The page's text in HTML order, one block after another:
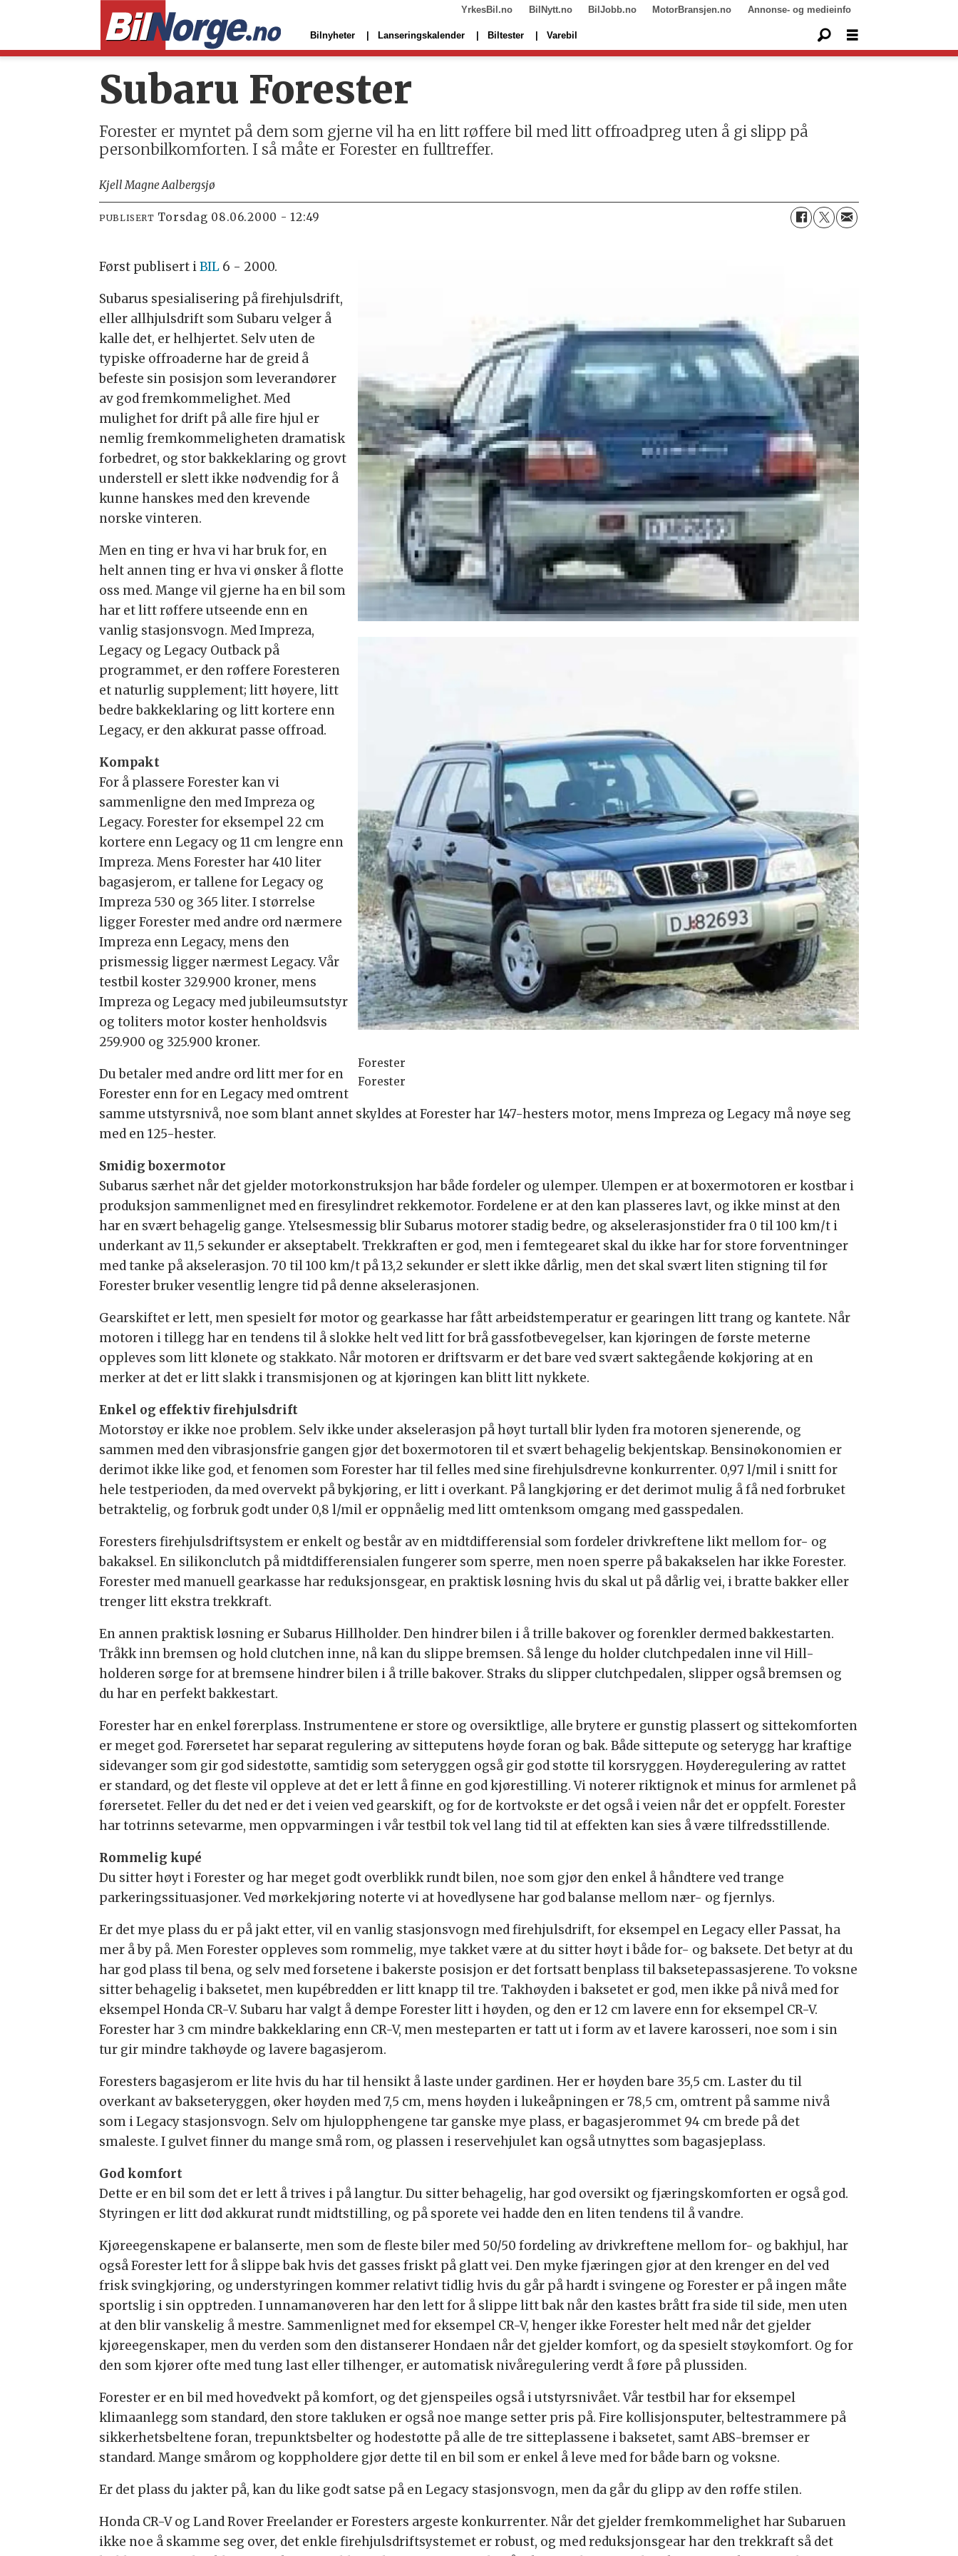
YrkesBil.no BilNytt.no BilJobb.no MotorBransjen.no Annonse- og medieinfo
Bilnyheter Lanseringskalender Biltester Varebil
Subaru Forester
Forester er myntet på dem som gjerne vil ha en litt røffere bil med litt offroadpreg uten å gi slipp på
personbilkomforten. I så måte er Forester en fulltreffer.
Kjell Magne Aalbergsjø
PUBLISERT torsdag 08.06.2000 - 12:49
Forester
Forester
Først publisert iBIL 6 - 2000.
Subarus spesialisering på firehjulsdrift,
eller allhjulsdrift som Subaru velger å
kalle det, er helhjertet. Selv uten de
typiske offroaderne har de greid å
befeste sin posisjon som leverandører
av god fremkommelighet. Med
mulighet for drift på alle fire hjul er
nemlig fremkommeligheten dramatisk
forbedret, og stor bakkeklaring og grovt
understell er slett ikke nødvendig for å
kunne hanskes med den krevende
norske vinteren.
Men en ting er hva vi har bruk for, en
helt annen ting er hva vi ønsker å flotte
oss med. Mange vil gjerne ha en bil som
har et litt røffere utseende enn en
vanlig stasjonsvogn. Med Impreza,
Legacy og Legacy Outback på
programmet, er den røffere Foresteren
et naturlig supplement; litt høyere, litt
bedre bakkeklaring og litt kortere enn
Legacy, er den akkurat passe offroad.
Kompakt
For å plassere Forester kan vi
sammenligne den med Impreza og
Legacy. Forester for eksempel 22 cm
kortere enn Legacy og 11 cm lengre enn
Impreza. Mens Forester har 410 liter
bagasjerom, er tallene for Legacy og
Impreza 530 og 365 liter. I størrelse
ligger Forester med andre ord nærmere
Impreza enn Legacy, mens den
prismessig ligger nærmest Legacy. Vår
testbil koster 329.900 kroner, mens
Impreza og Legacy med jubileumsutstyr
og toliters motor koster henholdsvis
259.900 og 325.900 kroner.
Du betaler med andre ord litt mer for en
Forester enn for en Legacy med omtrent
samme utstyrsnivå, noe som blant annet skyldes at Forester har 147-hesters motor, mens Impreza og Legacy må nøye seg
med en 125-hester.
Smidig boxermotor
Subarus særhet når det gjelder motorkonstruksjon har både fordeler og ulemper. Ulempen er at boxermotoren er kostbar i
produksjon sammenlignet med en firesylindret rekkemotor. Fordelene er at den kan plasseres lavt, og ikke minst at den
har en svært behagelig gange. Ytelsesmessig blir Subarus motorer stadig bedre, og akselerasjonstider fra 0 til 100 km/t i
underkant av 11,5 sekunder er akseptabelt. Trekkraften er god, men i femtegearet skal du ikke har for store forventninger
med tanke på akselerasjon. 70 til 100 km/t på 13,2 sekunder er slett ikke dårlig, men det skal svært liten stigning til før
Forester bruker vesentlig lengre tid på denne akselerasjonen.
Gearskiftet er lett, men spesielt før motor og gearkasse har fått arbeidstemperatur er gearingen litt trang og kantete. Når
motoren i tillegg har en tendens til å slokke helt ved litt for brå gassfotbevegelser, kan kjøringen de første meterne
oppleves som litt klønete og stakkato. Når motoren er driftsvarm er det bare ved svært saktegående køkjøring at en
merker at det er litt slakk i transmisjonen og at kjøringen kan blitt litt nykkete.
Enkel og effektiv firehjulsdrift
Motorstøy er ikke noe problem. Selv ikke under akselerasjon på høyt turtall blir lyden fra motoren sjenerende, og
sammen med den vibrasjonsfrie gangen gjør det boxermotoren til et svært behagelig bekjentskap. Bensinøkonomien er
derimot ikke like god, et fenomen som Forester har til felles med sine firehjulsdrevne konkurrenter. 0,97 l/mil i snitt for
hele testperioden, da med overvekt på bykjøring, er litt i overkant. På langkjøring er det derimot mulig å få ned forbruket
betraktelig, og forbruk godt under 0,8 l/mil er oppnåelig med litt omtenksom omgang med gasspedalen.
Foresters firehjulsdriftsystem er enkelt og består av en midtdifferensial som fordeler drivkreftene likt mellom for- og
bakaksel. En silikonclutch på midtdifferensialen fungerer som sperre, men noen sperre på bakakselen har ikke Forester.
Forester med manuell gearkasse har reduksjonsgear, en praktisk løsning hvis du skal ut på dårlig vei, i bratte bakker eller
trenger litt ekstra trekkraft.
En annen praktisk løsning er Subarus Hillholder. Den hindrer bilen i å trille bakover og forenkler dermed bakkestarten.
Tråkk inn bremsen og hold clutchen inne, nå kan du slippe bremsen. Så lenge du holder clutchpedalen inne vil Hill-
holderen sørge for at bremsene hindrer bilen i å trille bakover. Straks du slipper clutchpedalen, slipper også bremsen og
du har en perfekt bakkestart.
Forester har en enkel førerplass. Instrumentene er store og oversiktlige, alle brytere er gunstig plassert og sittekomforten
er meget god. Førersetet har separat regulering av sitteputens høyde foran og bak. Både sittepute og seterygg har kraftige
sidevanger som gir god sidestøtte, samtidig som seteryggen også gir god støtte til korsryggen. Høyderegulering av rattet
er standard, og det fleste vil oppleve at det er lett å finne en god kjørestilling. Vi noterer riktignok et minus for armlenet på
førersetet. Feller du det ned er det i veien ved gearskift, og for de kortvokste er det også i veien når det er oppfelt. Forester
har totrinns setevarme, men oppvarmingen i vår testbil tok vel lang tid til at effekten kan sies å være tilfredsstillende.
Rommelig kupé
Du sitter høyt i Forester og har meget godt overblikk rundt bilen, noe som gjør den enkel å håndtere ved trange
parkeringssituasjoner. Ved mørkekjøring noterte vi at hovedlysene har god balanse mellom nær- og fjernlys.
Er det mye plass du er på jakt etter, vil en vanlig stasjonsvogn med firehjulsdrift, for eksempel en Legacy eller Passat, ha
mer å by på. Men Forester oppleves som rommelig, mye takket være at du sitter høyt i både for- og baksete. Det betyr at du
har god plass til bena, og selv med forsetene i bakerste posisjon er det fortsatt benplass til baksetepassasjerene. To voksne
sitter behagelig i baksetet, men kupébredden er litt knapp til tre. Takhøyden i baksetet er god, men ikke på nivå med for
eksempel Honda CR-V. Subaru har valgt å dempe Forester litt i høyden, og den er 12 cm lavere enn for eksempel CR-V.
Forester har 3 cm mindre bakkeklaring enn CR-V, men mesteparten er tatt ut i form av et lavere karosseri, noe som i sin
tur gir mindre takhøyde og lavere bagasjerom.
Foresters bagasjerom er lite hvis du har til hensikt å laste under gardinen. Her er høyden bare 35,5 cm. Laster du til
overkant av bakseteryggen, øker høyden med 7,5 cm, mens høyden i lukeåpningen er 78,5 cm, omtrent på samme nivå
som i Legacy stasjonsvogn. Selv om hjulopphengene tar ganske mye plass, er bagasjerommet 94 cm brede på det
smaleste. I gulvet finner du mange små rom, og plassen i reservehjulet kan også utnyttes som bagasjeplass.
God komfort
Dette er en bil som det er lett å trives i på langtur. Du sitter behagelig, har god oversikt og fjæringskomforten er også god.
Styringen er litt død akkurat rundt midtstilling, og på sporete vei hadde den en liten tendens til å vandre.
Kjøreegenskapene er balanserte, men som de fleste biler med 50/50 fordeling av drivkreftene mellom for- og bakhjul, har
også Forester lett for å slippe bak hvis det gasses friskt på glatt vei. Den myke fjæringen gjør at den krenger en del ved
frisk svingkjøring, og understyringen kommer relativt tidlig hvis du går på hardt i svingene og Forester er på ingen måte
sportslig i sin opptreden. I unnamanøveren har den lett for å slippe litt bak når den kastes brått fra side til side, men uten
at den blir vanskelig å mestre. Sammenlignet med for eksempel CR-V, henger ikke Forester helt med når det gjelder
kjøreegenskaper, men du verden som den distanserer Hondaen når det gjelder komfort, og da spesielt støykomfort. Og for
den som kjører ofte med tung last eller tilhenger, er automatisk nivåregulering verdt å føre på plussiden.
Forester er en bil med hovedvekt på komfort, og det gjenspeiles også i utstyrsnivået. Vår testbil har for eksempel
klimaanlegg som standard, den store takluken er også noe mange setter pris på. Fire kollisjonsputer, beltestrammere på
sikkerhetsbeltene foran, trepunktsbelter og hodestøtte på alle de tre sitteplassene i baksetet, samt ABS-bremser er
standard. Mange smårom og koppholdere gjør dette til en bil som er enkel å leve med for både barn og voksne.
Er det plass du jakter på, kan du like godt satse på en Legacy stasjonsvogn, men da går du glipp av den røffe stilen.
Honda CR-V og Land Rover Freelander er Foresters argeste konkurrenter. Når det gjelder fremkommelighet har Subaruen
ikke noe å skamme seg over, det enkle firehjulsdriftsystemet er robust, og med reduksjonsgear har den trekkraft så det